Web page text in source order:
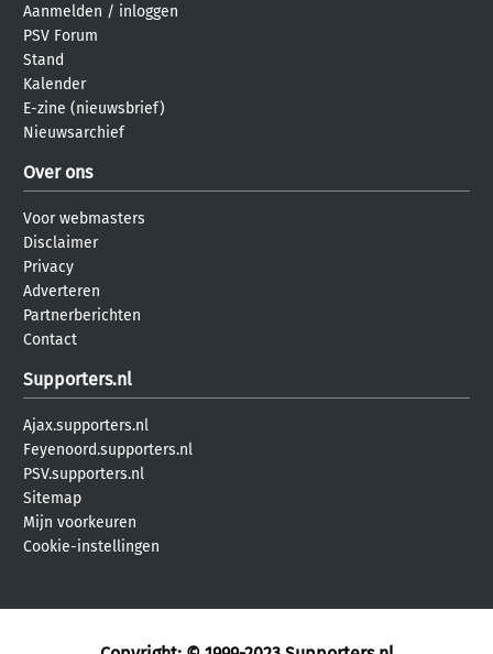
Aanmelden / inloggen
PSV Forum
Stand
Kalender
E-zine (nieuwsbrief)
Nieuwsarchief
Over ons
Voor webmasters
Disclaimer
Privacy
Adverteren
Partnerberichten
Contact
Supporters.nl
Ajax.supporters.nl
Feyenoord.supporters.nl
PSV.supporters.nl
Sitemap
Mijn voorkeuren
Cookie-instellingen